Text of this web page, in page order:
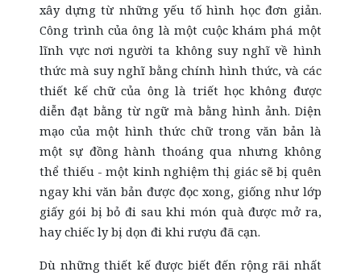
xây dựng từ những yếu tố hình học đơn giản.
Công trình của ông là một cuộc khám phá một
lĩnh vực nơi người ta không suy nghĩ về hình
thức mà suy nghĩ bằng chính hình thức, và các
thiết kế chữ của ông là triết học không được
diễn đạt bằng từ ngữ mà bằng hình ảnh. Diện
mạo của một hình thức chữ trong văn bản là
một sự đồng hành thoáng qua nhưng không
thể thiếu - một kinh nghiệm thị giác sẽ bị quên
ngay khi văn bản được đọc xong, giống như lớp
giấy gói bị bỏ đi sau khi món quà được mở ra,
hay chiếc ly bị dọn đi khi rượu đã cạn.
Dù những thiết kế được biết đến rộng rãi nhất